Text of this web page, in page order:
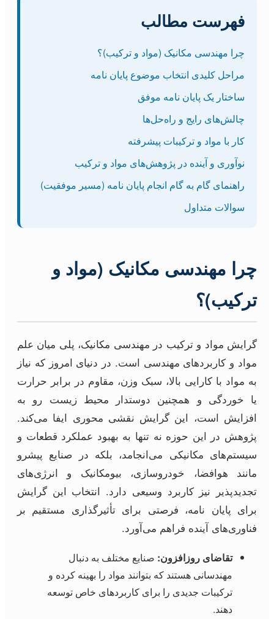
فهرست مطالب
چرا مهندسی مکانیک (مواد و ترکیب)؟
مراحل کلیدی انتخاب موضوع پایان نامه
ساختار یک پایان نامه موفق
چالش‌های رایج و راه‌حل‌ها
کار با مواد و ترکیبات پیشرفته
نوآوری و آینده در پژوهش‌های مواد و ترکیب
راهنمای گام به گام انجام پایان نامه (مسیر موفقیت)
سوالات متداول
چرا مهندسی مکانیک (مواد و
ترکیب)؟
گرایش مواد و ترکیب در مهندسی مکانیک، پلی میان علم
مواد و کاربردهای مهندسی است. در دنیای امروز که نیاز
به مواد با کارایی بالا، سبک وزن، مقاوم در برابر حرارت
یا خوردگی و همچنین دوستدار محیط زیست رو به
افزایش است، این گرایش نقشی محوری ایفا می‌کند.
پژوهش در این حوزه نه تنها به بهبود عملکرد قطعات و
سیستم‌های مکانیکی می‌انجامد، بلکه در صنایع پیشرو
مانند هوافضا، خودروسازی، بیومکانیک و انرژی‌های
تجدیدپذیر نیز کاربرد وسیعی دارد. انتخاب این گرایش
برای پایان نامه، فرصتی برای تأثیرگذاری مستقیم بر
فناوری‌های آینده فراهم می‌آورد.
تقاضای روزافزون: صنایع مختلف به دنبال
مهندسانی هستند که بتوانند مواد را بهینه کرده و
ترکیبات جدیدی را برای کاربردهای خاص توسعه
دهند.